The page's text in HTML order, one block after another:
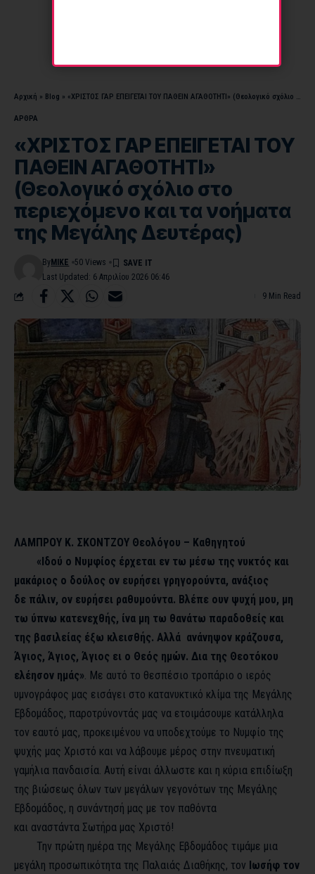
Αρχική » Blog » «ΧΡΙΣΤΟΣ ΓΑΡ ΕΠΕΙΓΕΤΑΙ ΤΟΥ ΠΑΘΕΙΝ ΑΓΑΘΟΤΗΤΙ» (Θεολογικό σχόλιο στο περιεχόμενο και τα νοήματα της Μεγάλης Δευτέρας)
ΑΡΘΡΑ
«ΧΡΙΣΤΟΣ ΓΑΡ ΕΠΕΙΓΕΤΑΙ ΤΟΥ
ΠΑΘΕΙΝ ΑΓΑΘΟΤΗΤΙ»
(Θεολογικό σχόλιο στο
περιεχόμενο και τα νοήματα
της Μεγάλης Δευτέρας)
Last Updated: 6 Απριλίου 2026 06:46
By MIKE 50 Views
9 Min Read
ΛΑΜΠΡΟΥ Κ. ΣΚΟΝΤΖΟΥ Θεολόγου – Καθηγητού
«Ιδού ο Νυμφίος έρχεται εν τω μέσω της νυκτός και
μακάριος ο δούλος ον ευρήσει γρηγορούντα, ανάξιος
δε πάλιν, ον ευρήσει ραθυμούντα. Βλέπε ουν ψυχή μου, μη
τω ύπνω κατενεχθής, ίνα μη τω θανάτω παραδοθείς και
της βασιλείας έξω κλεισθής. Αλλά ανάνηψον κράζουσα,
Άγιος, Άγιος, Άγιος ει ο Θεός ημών. Δια της Θεοτόκου
ελέησον ημάς» . Με αυτό το θεσπέσιο τροπάριο ο ιερός
υμνογράφος μας εισάγει στο κατανυκτικό κλίμα της Μεγάλης
Εβδομάδος, παροτρύνοντάς μας να ετοιμάσουμε κατάλληλα
τον εαυτό μας, προκειμένου να υποδεχτούμε το Νυμφίο της
ψυχής μας Χριστό και να λάβουμε μέρος στην πνευματική
γαμήλια πανδαισία. Αυτή είναι άλλωστε και η κύρια επιδίωξη
της βιώσεως όλων των μεγάλων γεγονότων της Μεγάλης
Εβδομάδος, η συνάντησή μας με τον παθόντα
και αναστάντα Σωτήρα μας Χριστό!
Την πρώτη ημέρα της Μεγάλης Εβδομάδος τιμάμε μια
μεγάλη προσωπικότητα της Παλαιάς Διαθήκης, τον Ιωσήφ τον